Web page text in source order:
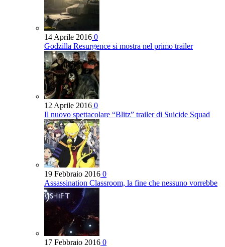
14 Aprile 2016 0
Godzilla Resurgence si mostra nel primo trailer
12 Aprile 2016 0
Il nuovo spettacolare “Blitz” trailer di Suicide Squad
19 Febbraio 2016 0
Assassination Classroom, la fine che nessuno vorrebbe
17 Febbraio 2016 0